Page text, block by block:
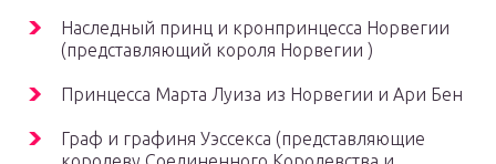
Наследный принц и кронпринцесса Норвегии
(представляющий короля Норвегии )
Принцесса Марта Луиза из Норвегии и Ари Бен
Граф и графиня Уэссекса (представляющие